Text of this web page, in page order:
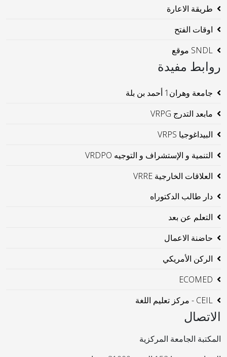
طريقة الاعارة
اوقات الفتح
SNDL موقع
روابط مفيدة
جامعة وهران1 أحمد بن بلة
مابعد التدرج VRPG
البيداغوجيا VRPS
التنمية و الإستشراف و التوجيه VRDPO
العلاقات الخارجية VRRE
دار طالب الدكتوراه
التعلم عن بعد
حاضنة الاعمال
الركن الأمريكي
ECOMED
CEIL - مركز تعليم اللغة
الاتصال
المكتبة الجامعة المركزية